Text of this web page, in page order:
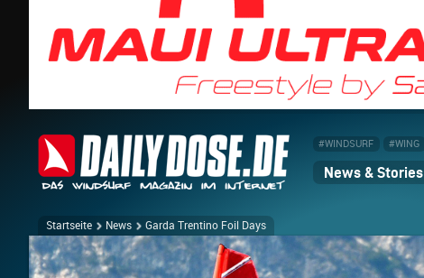
#WINDSURF #WING
News & Stories
Startseite News Garda Trentino Foil Days